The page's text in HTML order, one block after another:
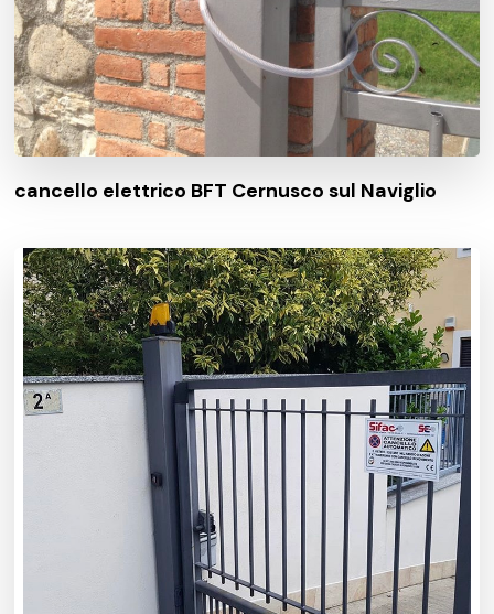
cancello elettrico BFT Cernusco sul Naviglio